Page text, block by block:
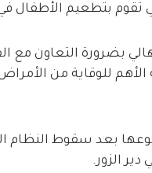
تقوم بتطعيم الأطفال في
بضرورة التعاون مع
الأهم للوقاية من
بعد سقوط النظام
الزور.